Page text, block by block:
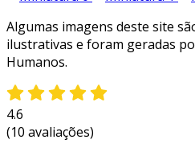
Algumas imagens deste site
ilustrativas e foram geradas
Humanos.
4.6
(10 avaliações)